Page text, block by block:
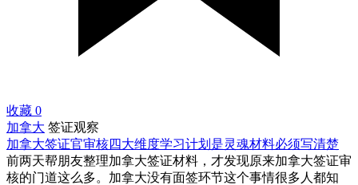
收藏 0
加拿大 签证观察
加拿大签证官审核四大维度学习计划是灵魂材料必须写清楚
前两天帮朋友整理加拿大签证材料，才发现原来加拿大签证审
核的门道这么多。加拿大没有面签环节这个事情很多人都知